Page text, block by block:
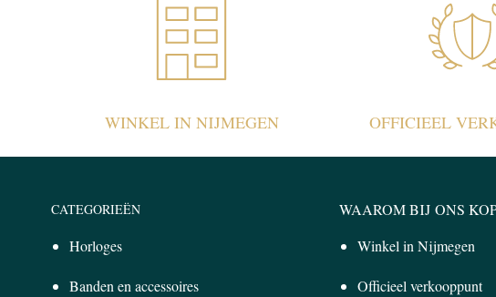
WINKEL IN NIJMEGEN OFFICIEEL
CATEGORIEËN
Horloges
Banden en accessoires
WAAROM BIJ ONS
Winkel in Nijmegen
Officieel verkooppunt